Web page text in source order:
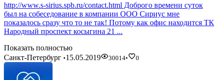
http://www.s-sirius.spb.ru/contact.html Доброго времени суток
был на собеседование в компании ООО Сириус мне
показалось сразу что то не так! Потому как офис находится ТК
Народный проспект косыгина 21 ...
Показать полностью
Санкт-Петербург •15.05.2019 30014• 0